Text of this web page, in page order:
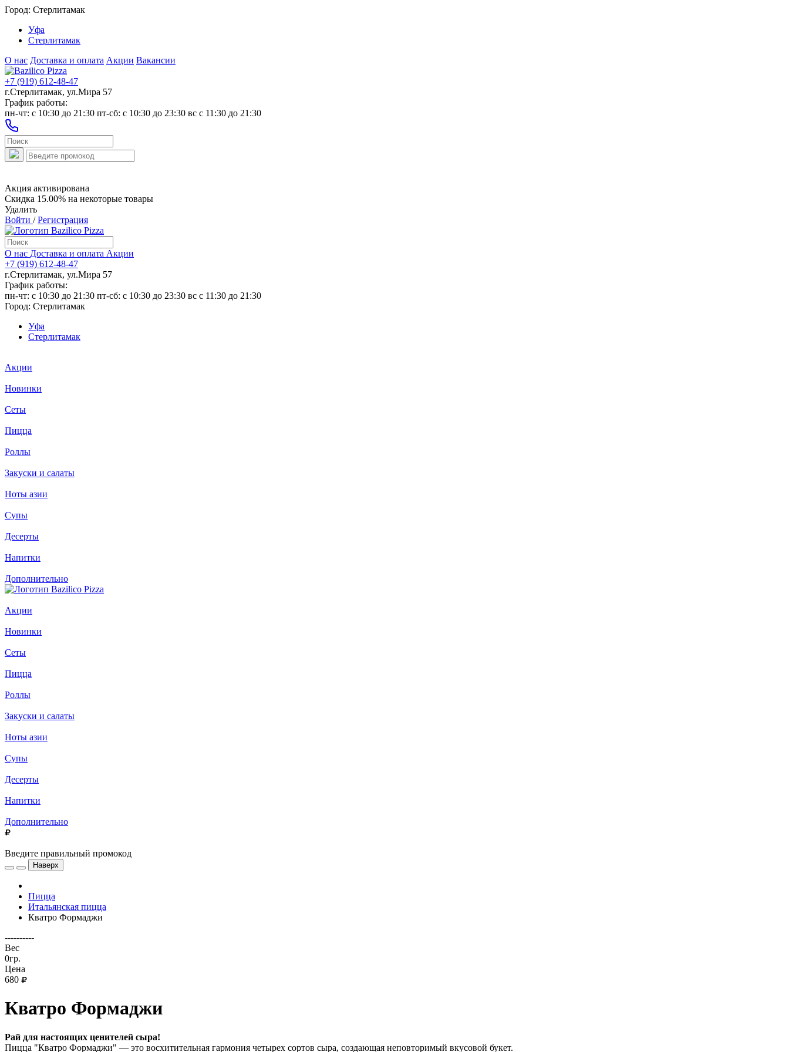
Город: Стерлитамак
Уфа
Стерлитамак
О нас Доставка и оплата Акции Вакансии
+7 (919) 612-48-47
г.Стерлитамак, ул.Мира 57
График работы:
пн-чт: c 10:30 до 21:30 пт-сб: c 10:30 до 23:30 вс с 11:30 до 21:30
Акция активирована
Скидка 15.00% на некоторые товары
Удалить
Войти /Регистрация
О нас Доставка и оплата Акции
+7 (919) 612-48-47
г.Стерлитамак, ул.Мира 57
График работы:
пн-чт: c 10:30 до 21:30 пт-сб: c 10:30 до 23:30 вс с 11:30 до 21:30
Город: Стерлитамак
Уфа
Стерлитамак
Акции
Новинки
Сеты
Пицца
Роллы
Закуски и салаты
Ноты азии
Супы
Десерты
Напитки
Дополнительно
Акции
Новинки
Сеты
Пицца
Роллы
Закуски и салаты
Ноты азии
Супы
Десерты
Напитки
Дополнительно
Введите правильный промокод
Наверх
Пицца
Итальянская пицца
Кватро Формаджи
----------
Вес
0гр.
Цена
680
Кватро Формаджи
Рай для настоящих ценителей сыра!
Пицца "Кватро Формаджи" — это восхитительная гармония четырех сортов сыра, создающая неповторимый вкусовой букет.